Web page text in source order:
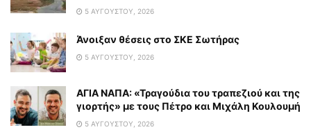
5 ΑΥΓΟΎΣΤΟΥ, 2026
Άνοιξαν θέσεις στο ΣΚΕ Σωτήρας
5 ΑΥΓΟΎΣΤΟΥ, 2026
ΑΓΙΑ ΝΑΠΑ: «Τραγούδια του τραπεζιού και της
γιορτής» με τους Πέτρο και Μιχάλη Κουλουμή
5 ΑΥΓΟΎΣΤΟΥ, 2026